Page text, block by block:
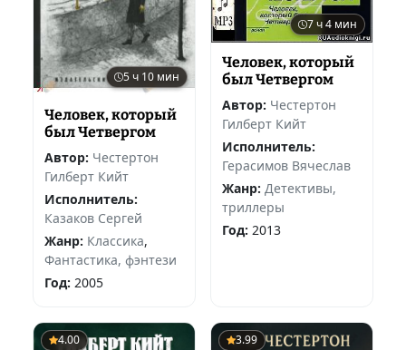
5 ч 10 мин
Человек, который
был Четвергом
Автор: Честертон
Гилберт Кийт
Исполнитель:
Казаков Сергей
Жанр: Классика,
Фантастика, фэнтези
Год: 2005
7 ч 4 мин
Человек, который
был Четвергом
Автор: Честертон
Гилберт Кийт
Исполнитель:
Герасимов Вячеслав
Жанр: Детективы,
триллеры
Год: 2013
4.00 3.99